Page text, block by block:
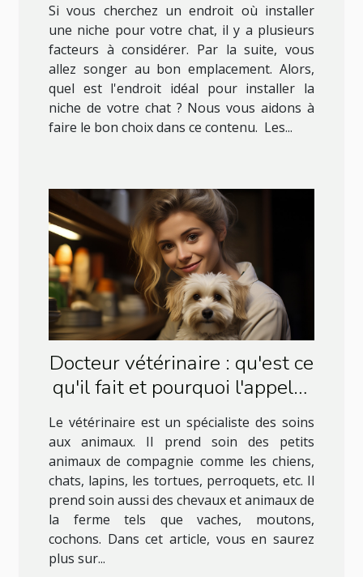
Si vous cherchez un endroit où installer
une niche pour votre chat, il y a plusieurs
facteurs à considérer. Par la suite, vous
allez songer au bon emplacement. Alors,
quel est l'endroit idéal pour installer la
niche de votre chat ? Nous vous aidons à
faire le bon choix dans ce contenu. Les...
Docteur vétérinaire : qu'est ce
qu'il fait et pourquoi l'appeler
Le vétérinaire est un spécialiste des soins
aux animaux. Il prend soin des petits
animaux de compagnie comme les chiens,
chats, lapins, les tortues, perroquets, etc. Il
prend soin aussi des chevaux et animaux de
la ferme tels que vaches, moutons,
cochons. Dans cet article, vous en saurez
plus sur...